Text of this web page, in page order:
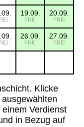
19.09.
FREI
20.09.
FREI
26.09.
FREI
27.09.
FREI
Klicke
Verdienst
in Bezug auf